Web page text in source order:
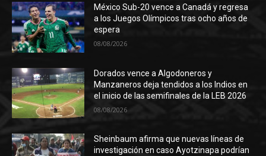
México Sub-20 vence a Canadá y regresa
a los Juegos Olímpicos tras ocho años de
espera
08/08/2026
Dorados vence a Algodoneros y
Manzaneros deja tendidos a los Indios en
el inicio de las semifinales de la LEB 2026
08/08/2026
Sheinbaum afirma que nuevas líneas de
investigación en caso Ayotzinapa podrían